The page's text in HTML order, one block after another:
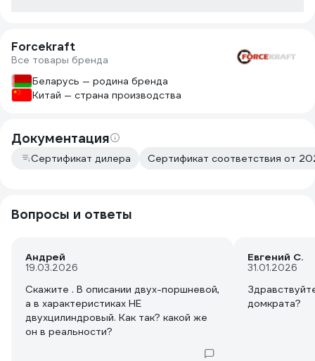
Forcekraft
Все товары бренда
Беларусь — родина бренда
Китай — страна производства
Документация
Сертификат дилера Сертификат соответствия от
Вопросы и ответы
Андрей
19.03.2026
Скажите . В описании двух-поршневой,
а в характеристиках НЕ
двухцилиндровый. Как так? какой же
Евгений С.
31.01.2026
домкрата?